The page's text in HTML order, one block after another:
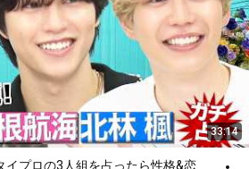
33:14
イプロの3人組を占ったら性格&恋